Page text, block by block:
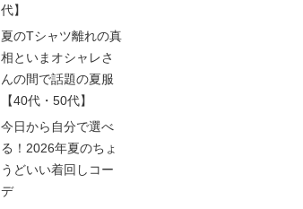
代】
夏のTシャツ離れの真
相といまオシャレさ
んの間で話題の夏服
【40代・50代】
今日から自分で選べ
る！2026年夏のちょ
うどいい着回しコー
デ